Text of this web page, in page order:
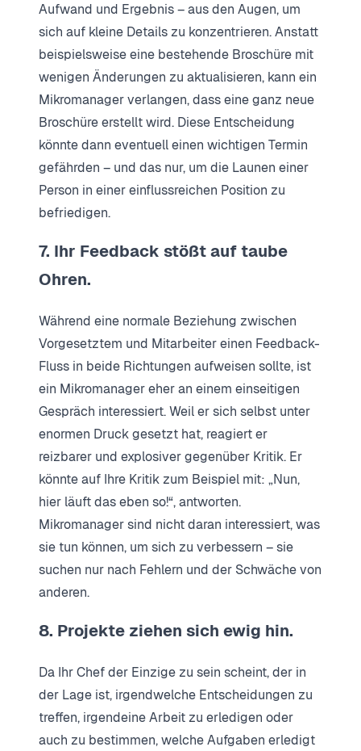
Aufwand und Ergebnis – aus den Augen, um
sich auf kleine Details zu konzentrieren. Anstatt
beispielsweise eine bestehende Broschüre mit
wenigen Änderungen zu aktualisieren, kann ein
Mikromanager verlangen, dass eine ganz neue
Broschüre erstellt wird. Diese Entscheidung
könnte dann eventuell einen wichtigen Termin
gefährden – und das nur, um die Launen einer
Person in einer einflussreichen Position zu
befriedigen.
7. Ihr Feedback stößt auf taube
Ohren.
Während eine normale Beziehung zwischen
Vorgesetztem und Mitarbeiter einen Feedback-
Fluss in beide Richtungen aufweisen sollte, ist
ein Mikromanager eher an einem einseitigen
Gespräch interessiert. Weil er sich selbst unter
enormen Druck gesetzt hat, reagiert er
reizbarer und explosiver gegenüber Kritik. Er
könnte auf Ihre Kritik zum Beispiel mit: „Nun,
hier läuft das eben so!“, antworten.
Mikromanager sind nicht daran interessiert, was
sie tun können, um sich zu verbessern – sie
suchen nur nach Fehlern und der Schwäche von
anderen.
8. Projekte ziehen sich ewig hin.
Da Ihr Chef der Einzige zu sein scheint, der in
der Lage ist, irgendwelche Entscheidungen zu
treffen, irgendeine Arbeit zu erledigen oder
auch zu bestimmen, welche Aufgaben erledigt